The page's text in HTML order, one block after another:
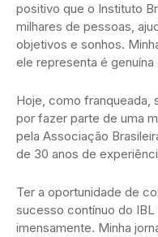
positivo que o Instituto
milhares de pessoas,
objetivos e sonhos.
ele representa é
Hoje, como franqueada,
por fazer parte de uma
pela Associação
de 30 anos de
Ter a oportunidade de
sucesso contínuo do
imensamente. Minha